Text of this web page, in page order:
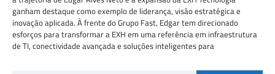
ganham destaque como exemplo de liderança, visão estratégica e
inovação aplicada. À frente do Grupo Fast, Edgar tem direcionado
esforços para transformar a EXH em uma referência em infraestrutura
de TI, conectividade avançada e soluções inteligentes para